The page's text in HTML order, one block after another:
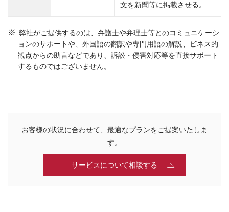
文を新聞等に掲載させる。
弊社がご提供するのは、弁護士や弁理士等とのコミュニケーシ
ョンのサポートや、外国語の翻訳や専門用語の解説、ビネス的
観点からの助言などであり、訴訟・侵害対応等を直接サポート
するものではございません。
お客様の状況に合わせて、最適なプランをご提案いたしま
す。
サービスについて相談する